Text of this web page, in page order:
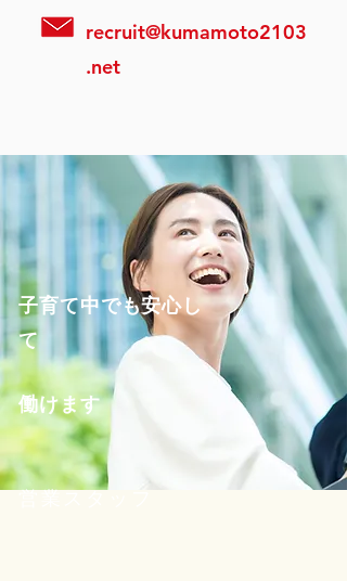
recruit@kumamoto2103
.net
子育て中でも安心し
て
働けます